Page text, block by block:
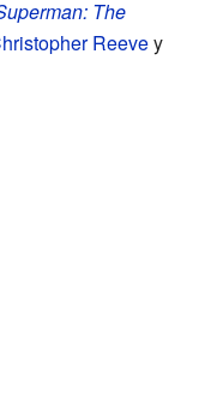
The
Reevey